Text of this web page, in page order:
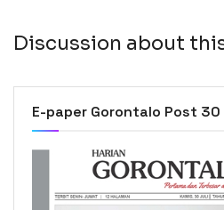
Discussion about
E-paper Gorontalo Post